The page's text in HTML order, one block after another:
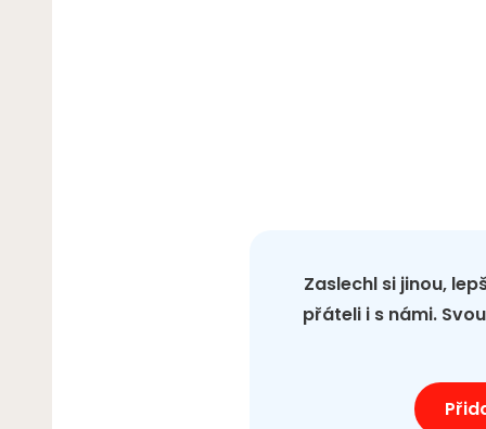
Zaslechl si jinou,
přáteli i s námi.